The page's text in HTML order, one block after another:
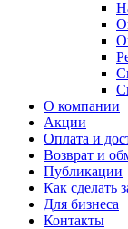
О компании
Акции
Оплата и
Возврат и
Публикации
Как сделать
Для бизнеса
Контакты